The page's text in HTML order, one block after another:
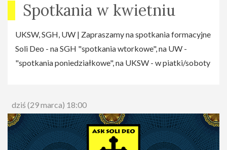
Spotkania w kwietniu
UKSW, SGH, UW | Zapraszamy na spotkania formacyjne
Soli Deo - na SGH "spotkania wtorkowe", na UW -
"spotkania poniedziałkowe", na UKSW - w piatki/soboty
dziś (29 marca) 18:00